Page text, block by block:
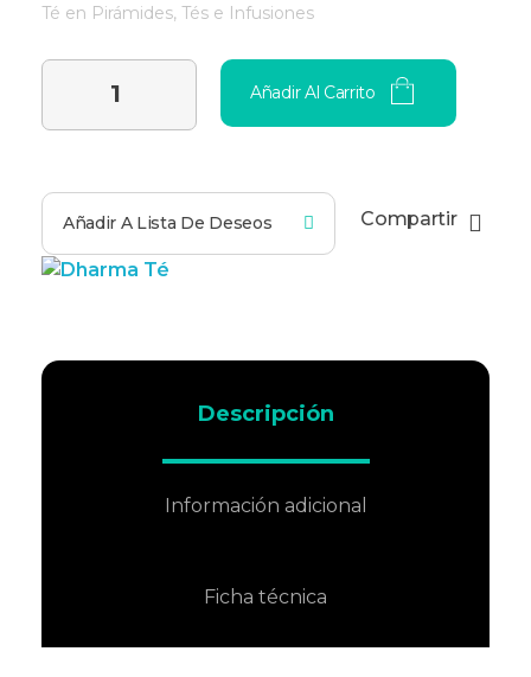
Añadir Al Carrito
Añadir A Lista De Deseos Compartir
Té en Pirámides, Tés e Infusiones
Descripción
Información adicional
Ficha técnica